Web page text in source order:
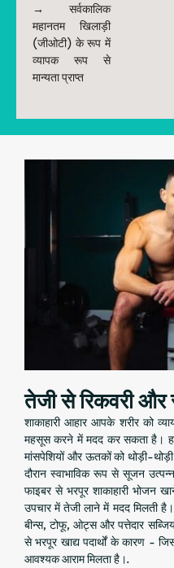
→ सर्वकालिक
महानतम खिलाड़ी
(जीओटी) के रूप में
व्यापक रूप से
मान्यता प्राप्त
तेजी से रिकवरी
शाकाहारी आहार आपके शरीर को
महसूस करने में मदद कर सकता है।
मांसपेशियों और ऊतकों को थोड़ी-
दौरान स्वाभाविक रूप से सूजन
फाइबर से भरपूर शाकाहारी भोजन
उपचार में तेजी लाने में मदद मिलती
बीन्स, टोफू, ओट्स और पत्तेदार
से भरपूर खाद्य पदार्थों के कारण -
आवश्यक आराम मिलता है।.